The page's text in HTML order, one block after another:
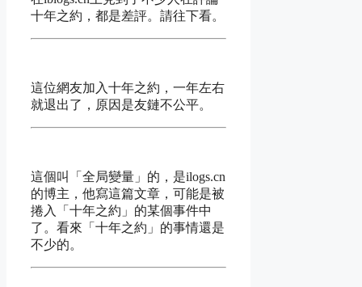
十年之約，都是差評。請往下看。
這位網友加入十年之約，一年左右
就退出了，原因是友鏈不公平。
這個叫「全局變量」的，是ilogs.cn
的博主，他寫這篇文章，可能是被
捲入「十年之約」的某個事件中
了。看來「十年之約」的事情還是
不少的。